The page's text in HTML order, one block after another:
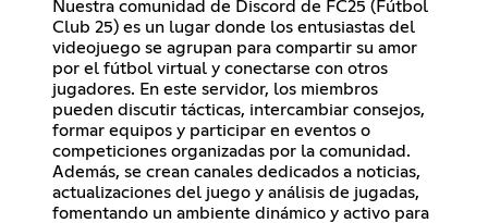
Nuestra comunidad de Discord de FC25 (Fútbol
Club 25) es un lugar donde los entusiastas del
videojuego se agrupan para compartir su amor
por el fútbol virtual y conectarse con otros
jugadores. En este servidor, los miembros
pueden discutir tácticas, intercambiar consejos,
formar equipos y participar en eventos o
competiciones organizadas por la comunidad.
Además, se crean canales dedicados a noticias,
actualizaciones del juego y análisis de jugadas,
fomentando un ambiente dinámico y activo para